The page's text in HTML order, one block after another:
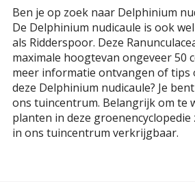
Ben je op zoek naar Delphinium
De Delphinium nudicaule is ook
als Ridderspoor. Deze
maximale hoogtevan ongeveer 50
meer informatie ontvangen of tips
deze Delphinium nudicaule? Je
ons tuincentrum. Belangrijk om te
planten in deze
in ons tuincentrum verkrijgbaar.